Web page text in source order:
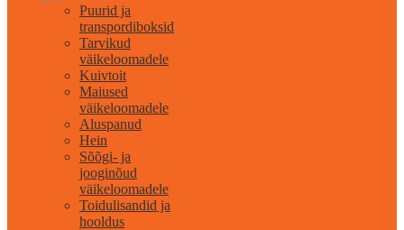
Puurid ja
transpordiboksid
Tarvikud
väikeloomadele
Kuivtoit
Maiused
väikeloomadele
Aluspanud
Hein
Sõõgi- ja
jooginõud
väikeloomadele
Toidulisandid ja
hooldus